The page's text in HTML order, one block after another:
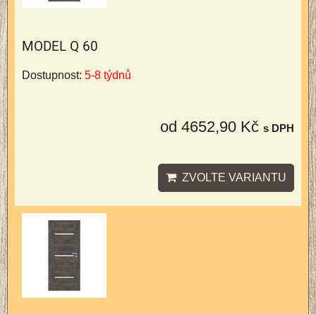
MODEL Q 60
Dostupnost: 5-8 týdnů
od 4652,90 Kč s DPH
ZVOLTE VARIANTU